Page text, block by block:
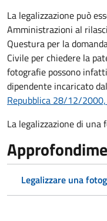
La legalizzazione può
Amministrazioni al
Questura per la
Civile per chiedere la
fotografie possono
dipendente incaricato
Repubblica 28/12/
La legalizzazione di una
Legalizzare una